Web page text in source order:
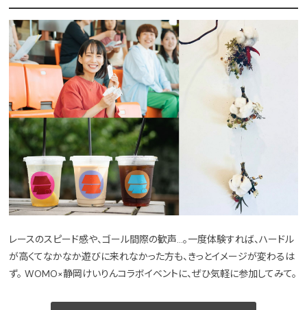
レースのスピード感や、ゴール間際の歓声…。一度体験すれば、ハードル
が高くてなかなか遊びに来れなかった方も、きっとイメージが変わるは
ず。 WOMO×静岡けいりんコラボイベントに、ぜひ気軽に参加してみて。